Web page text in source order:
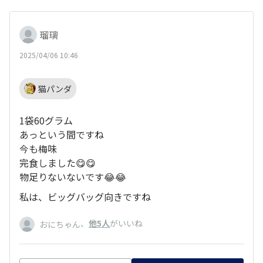
瑠璃
2025/04/06 10:46
猫パンダ
1袋60グラム
あっという間ですね
今も梅味
完食しました😋😋
物足りないないです😂😂
私は、ビッグバッグ向きですね
おにちゃん、 他5人がいいね